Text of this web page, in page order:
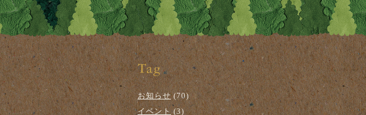
お知らせ(70)
イベント (3)